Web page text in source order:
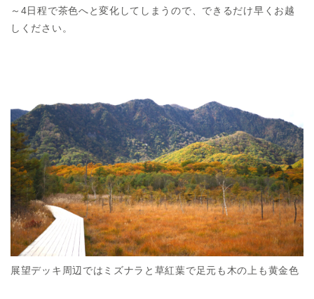
～4日程で茶色へと変化してしまうので、できるだけ早くお越
しください。
展望デッキ周辺ではミズナラと草紅葉で足元も木の上も黄金色